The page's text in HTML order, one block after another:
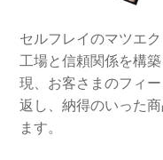
セルフレイのマツエ
工場と信頼関係を構
現、お客さまのフィ
返し、納得のいった
ます。